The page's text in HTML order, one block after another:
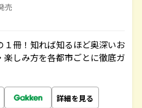
売
冊！知れば知るほど奥深いお
しみ方を各都市ごとに徹底ガ
詳細を見る